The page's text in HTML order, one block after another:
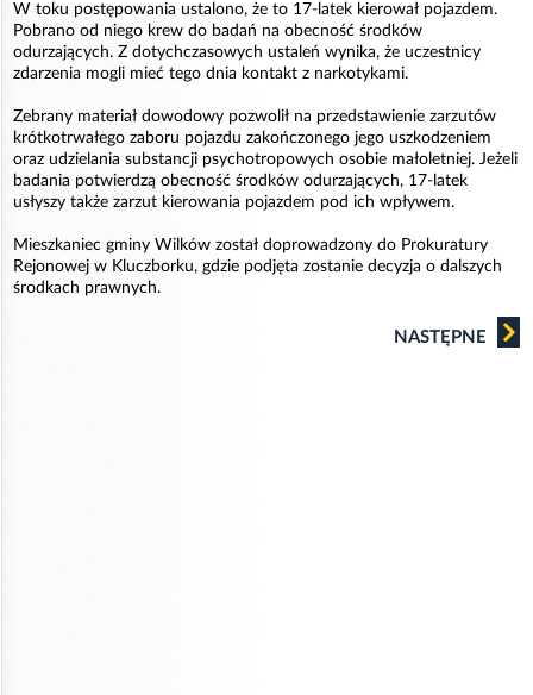
W toku postępowania ustalono, że to 17-latek kierował pojazdem.
Pobrano od niego krew do badań na obecność środków
odurzających. Z dotychczasowych ustaleń wynika, że uczestnicy
zdarzenia mogli mieć tego dnia kontakt z narkotykami.
Zebrany materiał dowodowy pozwolił na przedstawienie zarzutów
krótkotrwałego zaboru pojazdu zakończonego jego uszkodzeniem
oraz udzielania substancji psychotropowych osobie małoletniej. Jeżeli
badania potwierdzą obecność środków odurzających, 17-latek
usłyszy także zarzut kierowania pojazdem pod ich wpływem.
Mieszkaniec gminy Wilków został doprowadzony do Prokuratury
Rejonowej w Kluczborku, gdzie podjęta zostanie decyzja o dalszych
środkach prawnych.
NASTĘPNE